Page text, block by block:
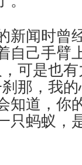
新闻时曾
自己手臂
可是也
那，我
知道，你
只蚂蚁，